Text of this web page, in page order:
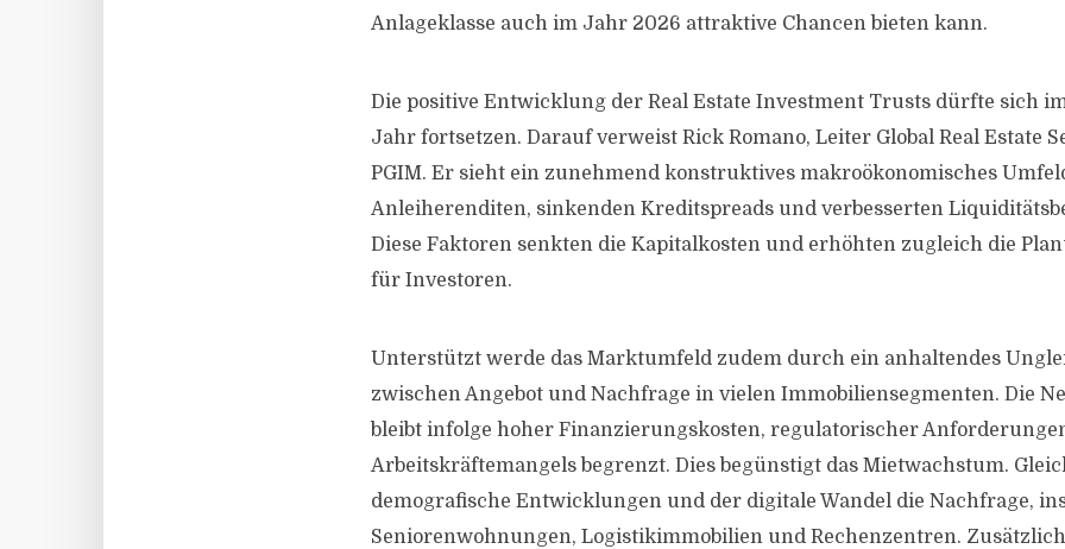
Anlageklasse auch im Jahr 2026 attraktive Chancen bieten kann.
Die positive Entwicklung der Real Estate Investment Trusts dürfte sich
Jahr fortsetzen. Darauf verweist Rick Romano, Leiter Global Real Estate
PGIM. Er sieht ein zunehmend konstruktives makroökonomisches
Anleiherenditen, sinkenden Kreditspreads und verbesserten
Diese Faktoren senkten die Kapitalkosten und erhöhten zugleich die
für Investoren.
Unterstützt werde das Marktumfeld zudem durch ein anhaltendes
zwischen Angebot und Nachfrage in vielen Immobiliensegmenten. Die
bleibt infolge hoher Finanzierungskosten, regulatorischer
Arbeitskräftemangels begrenzt. Dies begünstigt das Mietwachstum.
demografische Entwicklungen und der digitale Wandel die Nachfrage,
Seniorenwohnungen, Logistikimmobilien und Rechenzentren.